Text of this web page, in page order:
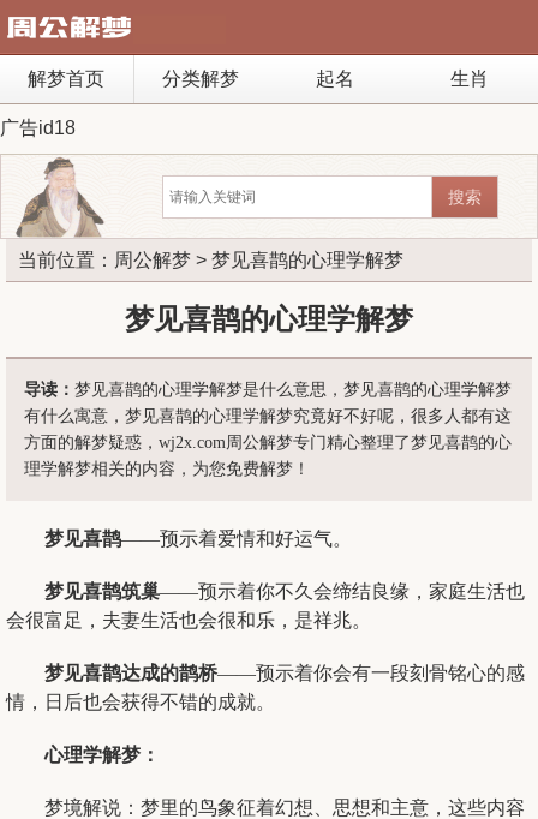
解梦首页 分类解梦 起名 生肖
广告id18
当前位置： 周公解梦 > 梦见喜鹊的心理学解梦
梦见喜鹊的心理学解梦
导读： 梦见喜鹊的心理学解梦是什么意思，梦见喜鹊的心理学解梦
有什么寓意，梦见喜鹊的心理学解梦究竟好不好呢，很多人都有这
方面的解梦疑惑，wj2x.com周公解梦专门精心整理了梦见喜鹊的心
理学解梦相关的内容，为您免费解梦！
梦见喜鹊——预示着爱情和好运气。
梦见喜鹊筑巢——预示着你不久会缔结良缘，家庭生活也
会很富足，夫妻生活也会很和乐，是祥兆。
梦见喜鹊达成的鹊桥——预示着你会有一段刻骨铭心的感
情，日后也会获得不错的成就。
心理学解梦：
梦境解说：梦里的鸟象征着幻想、思想和主意，这些内容